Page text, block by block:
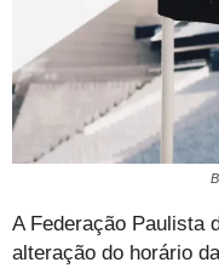
A Federação Paulista
alteração do horário